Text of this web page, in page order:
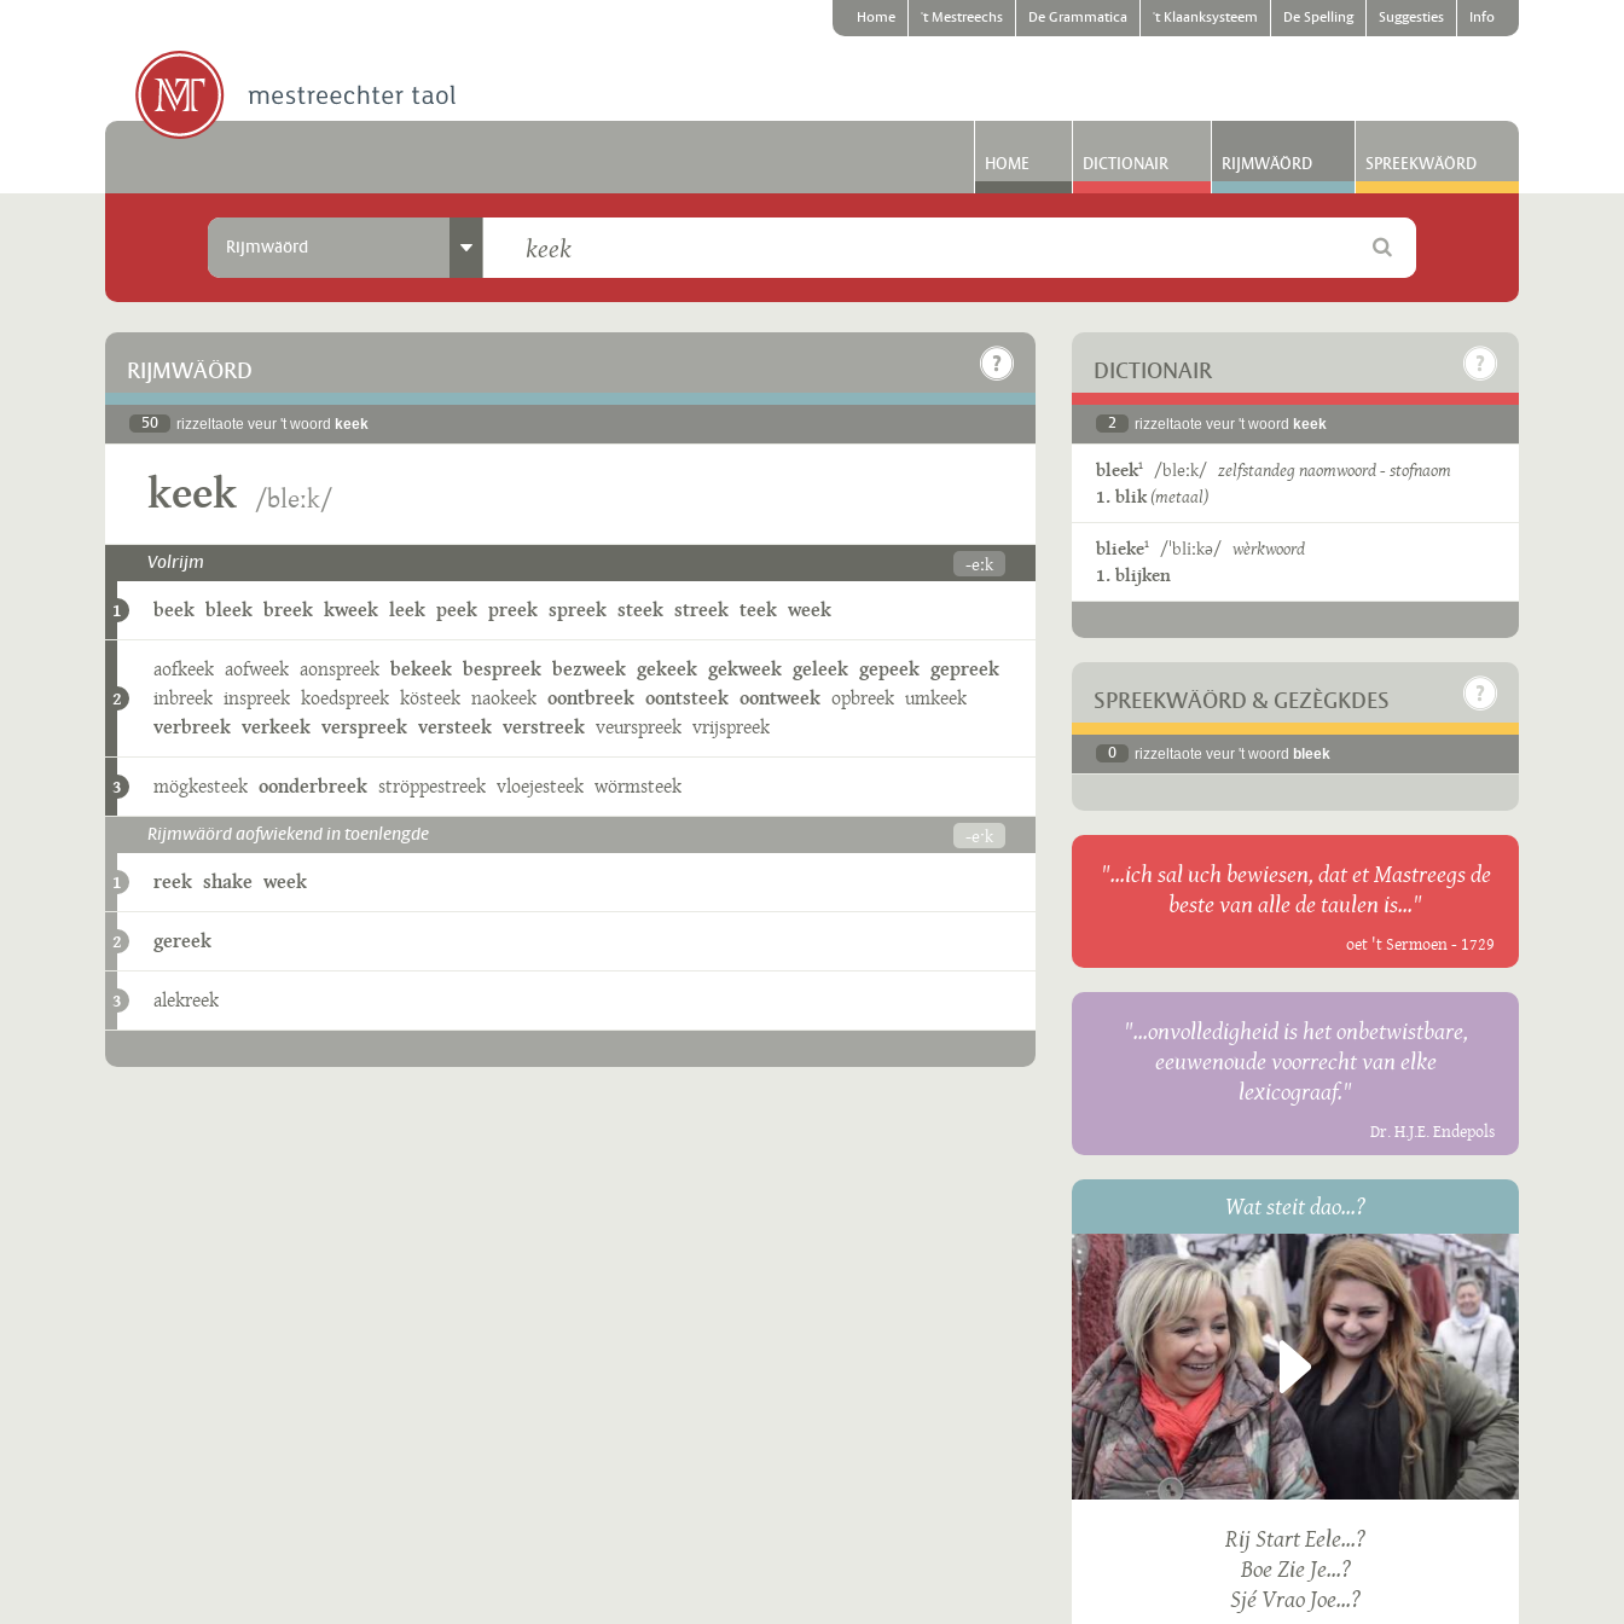
Home 't Mestreechs De Grammatica 't Klaanksysteem De Spelling Suggesties Info
HOME DICTIONAIR RIJMWÄÖRD SPREEKWÄÖRD
Rijmwäörd
RIJMWÄÖRD
50 rizzeltaote veur 't woord keek
keek /bleːk/
Volrijm -eːk
1 beek bleek breek kweek leek peek preek spreek steek streek teek week
2
aofkeek aofweek aonspreek bekeek bespreek bezweek gekeek gekweek geleek gepeek gepreek
inbreek inspreek koedspreek kösteek naokeek oontbreek oontsteek oontweek opbreek umkeek
verbreek verkeek verspreek versteek verstreek veurspreek vrijspreek
3 mögkesteek oonderbreek ströppestreek vloejesteek wörmsteek
Rijmwäörd aofwiekend in toenlengde -eˑk
1 reek shake week
2 gereek
3 alekreek
DICTIONAIR
2 rizzeltaote veur 't woord keek
bleek1 /bleːk/ zelfstandeg naomwoord - stofnaom
1. blik(metaal)
blieke1 /ˈbliːkə/ wèrkwoord
1. blijken
SPREEKWÄÖRD & GEZÈGKDES
0 rizzeltaote veur 't woord bleek
"...ich sal uch bewiesen, dat et Mastreegs de
beste van alle de taulen is..."
oet 't Sermoen - 1729
"...onvolledigheid is het onbetwistbare,
eeuwenoude voorrecht van elke
lexicograaf."
Dr. H.J.E. Endepols
Wat steit dao...?
Rij Start Eele...?
Boe Zie Je...?
Sjé Vrao Joe...?